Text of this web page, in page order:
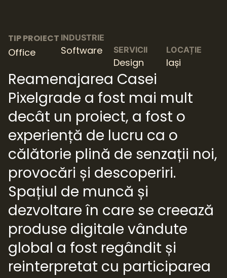
Reamenajarea Casei
Pixelgrade a fost mai mult
decât un proiect, a fost o
experiență de lucru ca o
călătorie plină de senzații noi,
provocări și descoperiri.
Spațiul de muncă și
dezvoltare în care se creează
produse digitale vândute
global a fost regândit și
reinterpretat cu participarea
TIP PROIECT
Office
INDUSTRIE
Software SERVICII
Design
LOCAȚIE
Iași